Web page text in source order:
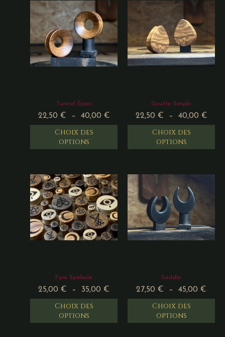
Tunnel Épais
22,50 € – 40,00 €
Choix des
options
Goutte Simple
22,50 € – 40,00 €
Choix des
options
Pyro Symbole
25,00 € – 35,00 €
Choix des
options
Saddle
27,50 € – 45,00 €
Choix des
options